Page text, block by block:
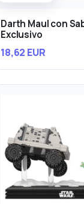
Darth Maul con
Exclusivo
18,62 EUR